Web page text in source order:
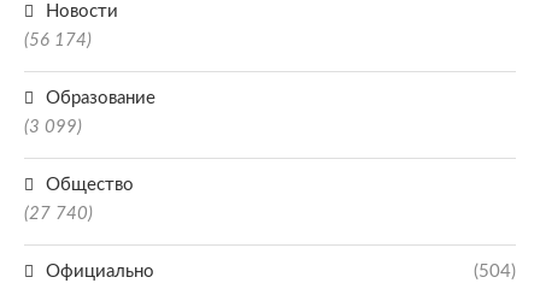
Новости
(56 174)
Образование
(3 099)
Общество
(27 740)
Официально (504)